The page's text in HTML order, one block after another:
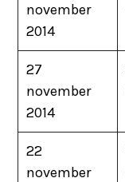
november
2014
27
november
2014
22
november